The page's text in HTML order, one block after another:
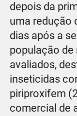
depois da
uma redução
dias após a
população
avaliados,
inseticidas
piriproxifem
comercial de